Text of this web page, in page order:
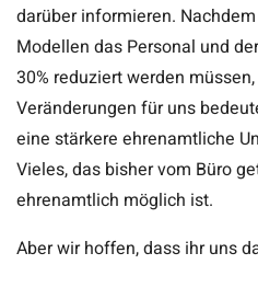
darüber informieren.
Modellen das Personal und
30% reduziert werden
Veränderungen für uns
eine stärkere ehrenamtliche
Vieles, das bisher vom Büro
ehrenamtlich möglich ist.
Aber wir hoffen, dass ihr uns